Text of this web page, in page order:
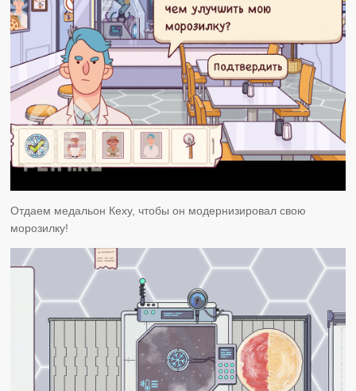
Отдаем медальон Кеху, чтобы он модернизировал свою
морозилку!